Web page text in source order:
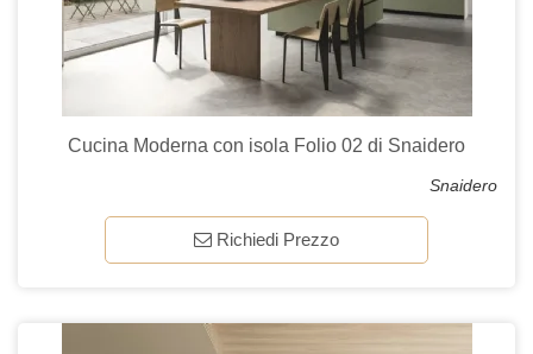
Cucina Moderna con isola Folio 02 di Snaidero
Snaidero
Richiedi Prezzo